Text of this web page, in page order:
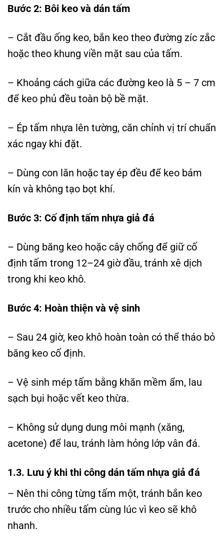
Bước 2: Bôi keo và dán tấm
– Cắt đầu ống keo, bắn keo theo đường zíc zắc
hoặc theo khung viền mặt sau của tấm.
– Khoảng cách giữa các đường keo là 5 – 7 cm
để keo phủ đều toàn bộ bề mặt.
– Ép tấm nhựa lên tường, căn chỉnh vị trí chuẩn
xác ngay khi đặt.
– Dùng con lăn hoặc tay ép đều để keo bám
kín và không tạo bọt khí.
Bước 3: Cố định tấm nhựa giả đá
– Dùng băng keo hoặc cây chống để giữ cố
định tấm trong 12–24 giờ đầu, tránh xê dịch
trong khi keo khô.
Bước 4: Hoàn thiện và vệ sinh
– Sau 24 giờ, keo khô hoàn toàn có thể tháo bỏ
băng keo cố định.
– Vệ sinh mép tấm bằng khăn mềm ẩm, lau
sạch bụi hoặc vết keo thừa.
– Không sử dụng dung môi mạnh (xăng,
acetone) để lau, tránh làm hỏng lớp vân đá.
1.3. Lưu ý khi thi công dán tấm nhựa giả đá
– Nên thi công từng tấm một, tránh bắn keo
trước cho nhiều tấm cùng lúc vì keo sẽ khô
nhanh.